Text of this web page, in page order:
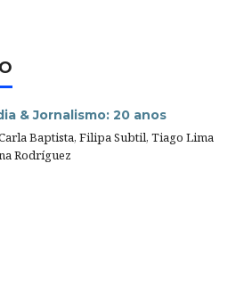
& Jornalismo: 20 anos
Baptista, Filipa Subtil, Tiago Lima
Rodríguez